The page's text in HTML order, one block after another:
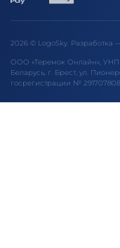
2026 © LogoSky. Разработка
ООО «Теремок Онлайн», УНП
Беларусь, г. Брест, ул.
госрегистрации №